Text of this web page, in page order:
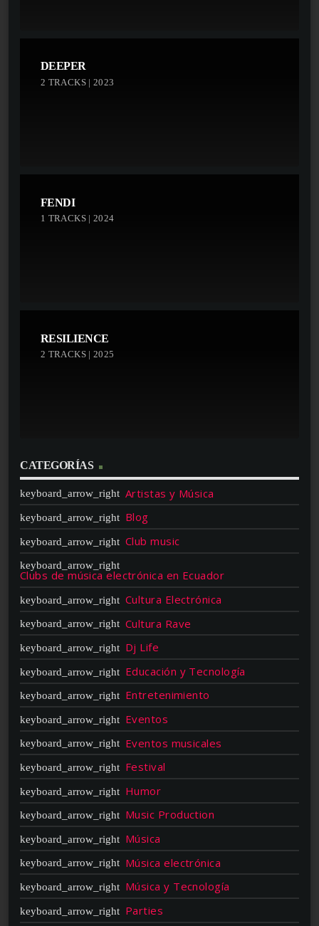
DEEPER
2 TRACKS | 2023
FENDI
1 TRACKS | 2024
RESILIENCE
2 TRACKS | 2025
CATEGORÍAS
Artistas y Música
Blog
Club music
Clubs de música electrónica en Ecuador
Cultura Electrónica
Cultura Rave
Dj Life
Educación y Tecnología
Entretenimiento
Eventos
Eventos musicales
Festival
Humor
Music Production
Música
Música electrónica
Música y Tecnología
Parties